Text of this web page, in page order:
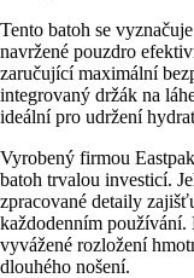
Tento batoh se
navržené pouzdro
zaručující maximální
integrovaný držák na
ideální pro udržení
Vyrobený firmou
batoh trvalou investicí.
zpracované detaily
každodenním
vyvážené rozložení
dlouhého nošení.